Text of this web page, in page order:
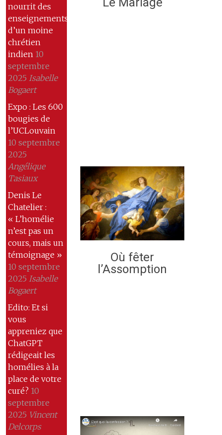
nourrit des
enseignements
d’un moine
chrétien
indien 10
septembre
2025 Isabelle
Bogaert
Expo : Les 600
bougies de
l’UCLouvain
10 septembre
2025
Angélique
Tasiaux
Denis Le
Chatelier :
« L’homélie
n’est pas un
cours, mais un
témoignage »
10 septembre
2025 Isabelle
Bogaert
Edito: Et si
vous
appreniez que
ChatGPT
rédigeait les
homélies à la
place de votre
curé? 10
septembre
2025 Vincent
Delcorps
Où fêter
l’Assomption